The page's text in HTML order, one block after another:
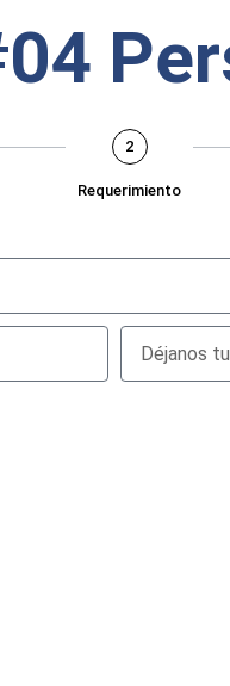
2
Requerimiento